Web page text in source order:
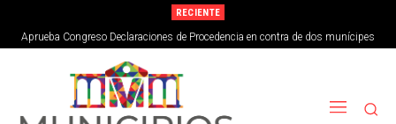
RECIENTE
Aprueba Congreso Declaraciones de Procedencia en contra de dos munícipes